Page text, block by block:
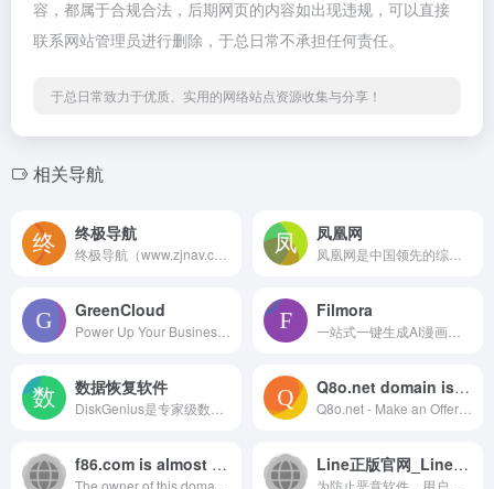
容，都属于合规合法，后期网页的内容如出现违规，可以直接
联系网站管理员进行删除，于总日常不承担任何责任。
于总日常致力于优质、实用的网络站点资源收集与分享！
相关导航
终极导航 凤凰网
GreenCloud Filmora
数据恢复软件 Q8o.net domain is for sale | Buy with Epik.com
f86.com is almost here! Line正版官网_Line安全下载_避免病毒山寨版